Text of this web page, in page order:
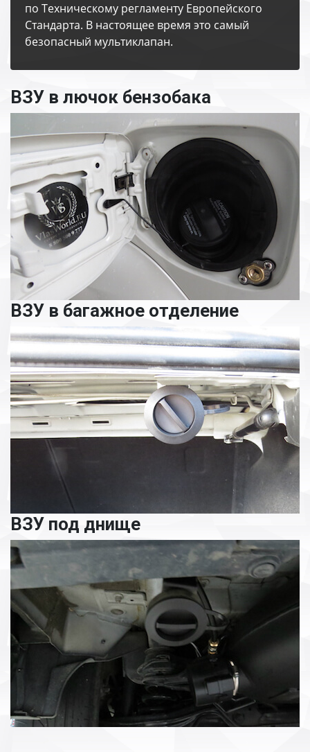
по Техническому регламенту Европейского
Стандарта. В настоящее время это самый
безопасный мультиклапан.
ВЗУ в лючок бензобака
ВЗУ в багажное отделение
ВЗУ под днище